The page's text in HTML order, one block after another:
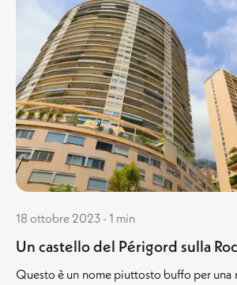
18 ottobre 2023 - 1 min
Un castello del Périgord sulla
Questo è un nome piuttosto buffo per una